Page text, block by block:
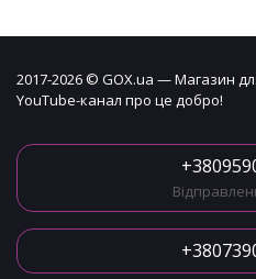
2017-2026 © GOX.ua — Магазин
YouTube-канал про це добро!